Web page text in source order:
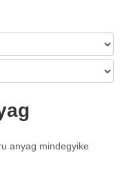
anyag mindegyike